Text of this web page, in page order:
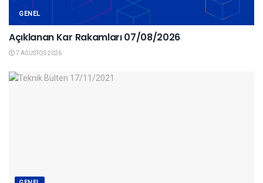
GENEL
Açıklanan Kar Rakamları 07/08/2026
7 AĞUSTOS 2026